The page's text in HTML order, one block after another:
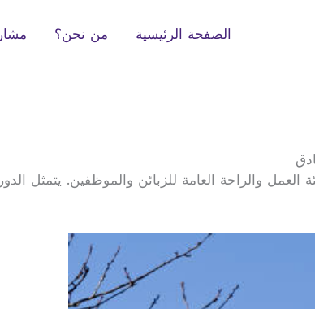
الصفحة الرئيسية من نحن؟
والراحة العامة للزبائن والموظفين. يتمثل